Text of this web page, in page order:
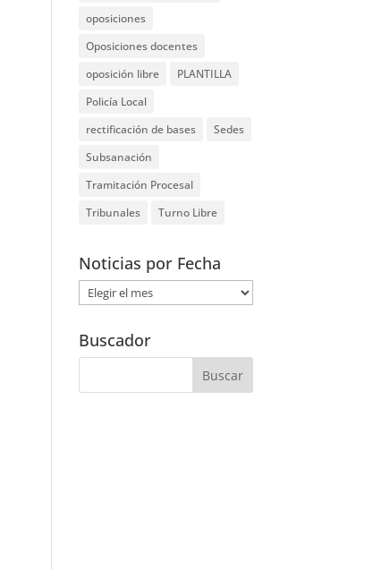
oposiciones
Oposiciones docentes
oposición libre
PLANTILLA
Policía Local
rectificación de bases
Sedes
Subsanación
Tramitación Procesal
Tribunales
Turno Libre
Noticias por Fecha
Noticias
por
Fecha
Buscador